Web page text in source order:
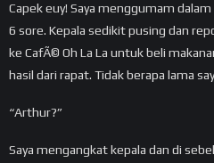
Capek euy! Saya menggumam
6 sore. Kepala sedikit pusing dan
ke CafÃ© Oh La La untuk beli
hasil dari rapat. Tidak berapa lama
“Arthur?”
Saya mengangkat kepala dan di